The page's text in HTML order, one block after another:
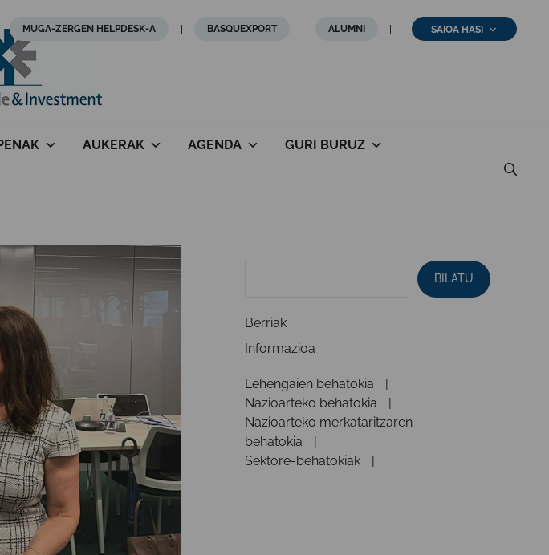
MUGA-ZERGEN HELPDESK-A BASQUEXPORT ALUMNI SAIOA HASI
AUKERAK AGENDA GURI BURUZ
BILATU
Berriak
Informazioa
Lehengaien behatokia
Nazioarteko behatokia
Nazioarteko merkataritzaren
behatokia
Sektore-behatokiak